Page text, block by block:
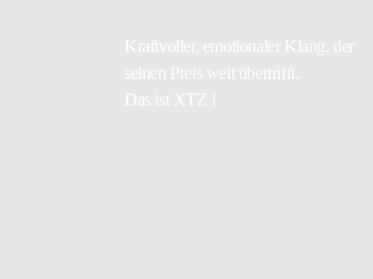
Kraftvoller, emotionaler Klang, der
seinen Preis weit übertrifft.
Das ist XTZ !